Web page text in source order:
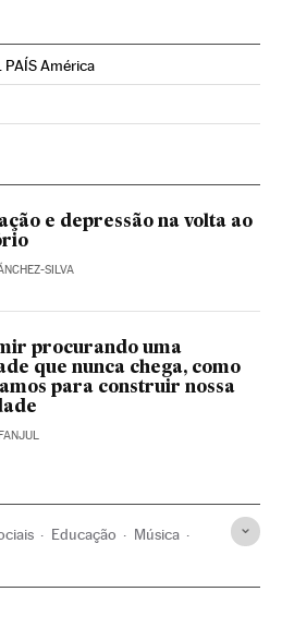
PAÍS América
Twitter
en Instagram
Brasil en Facebook
e depressão na volta ao
SILVA
procurando uma
que nunca chega, como
para construir nossa
Educação Música